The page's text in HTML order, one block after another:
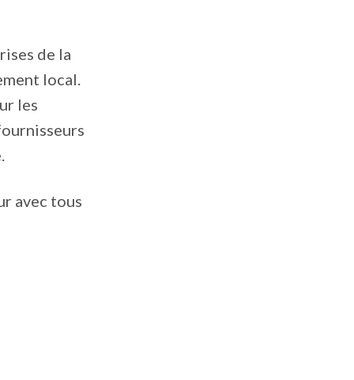
de la
local.
les
avec tous